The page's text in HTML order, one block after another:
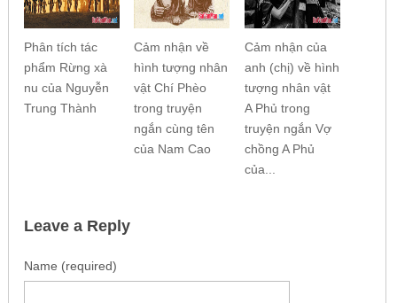
Phân tích tác
phẩm Rừng xà
nu của Nguyễn
Trung Thành
Cảm nhận về
hình tượng nhân
vật Chí Phèo
trong truyện
ngắn cùng tên
của Nam Cao
Cảm nhận của
anh (chị) về hình
tượng nhân vật
A Phủ trong
truyện ngắn Vợ
chồng A Phủ
của...
Leave a Reply
Name (required)